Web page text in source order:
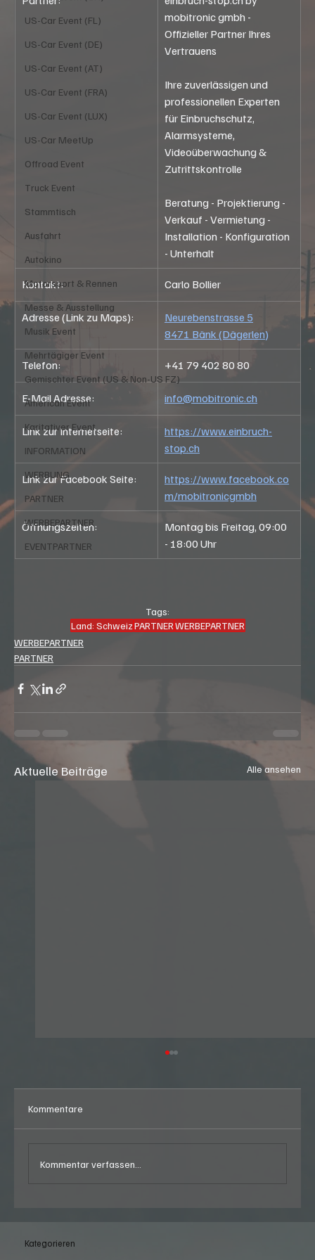
US-Car Event (FL)
US-Car Event (DE)
US-Car Event (AT)
US-Car Event (FRA)
US-Car Event (LUX)
US-Car MeetUp
Offroad Event
Truck Event
Stammtisch
Ausfahrt
Autokino
Motorsport & Rennen
Messe & Ausstellung
Musik Event
Mehrtägiger Event
Gemischter Event (US & Non-US FZ)
American Event
Karitativer Event
INFORMATION
WERBUNG
PARTNER
WERBEPARTNER
EVENTPARTNER
mobitronic gmbh -
Offizieller Partner Ihres
Vertrauens
Ihre zuverlässigen und
professionellen Experten
für Einbruchschutz,
Alarmsysteme,
Videoüberwachung &
Zutrittskontrolle
Beratung - Projektierung -
Verkauf - Vermietung -
Installation - Konfiguration
- Unterhalt
Kontakt: Carlo Bollier
Adresse (Link zu Maps):
Neurebenstrasse 5
8471 Bänk (Dägerlen)
Telefon: +41 79 402 80 80
E-Mail Adresse: info@mobitronic.ch
Link zur Internetseite:
https://www.einbruch-
stop.ch
Link zur Facebook Seite:
https://www.facebook.co
m/mobitronicgmbh
Öffnungszeiten:
Montag bis Freitag, 09:00
- 18:00 Uhr
Tags:
Land: SchweizPARTNERWERBEPARTNER
WERBEPARTNER
PARTNER
Aktuelle Beiträge Alle ansehen
Kommentare
Kommentar verfassen...
Kategorieren